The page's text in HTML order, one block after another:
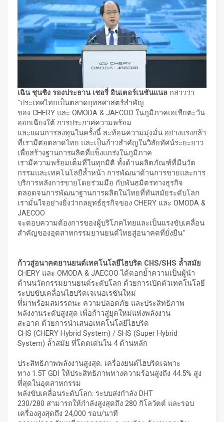
เฉิน ชุนชิง รองประธาน เชอรี่ อินเตอร์เนชันแนล กล่าวว่า
"ประเทศไทยเป็นตลาดยุทธศาสตร์สำคัญ
ของ CHERY และ OMODA & JAECOO ในภูมิภาคเอเชียตะวัน
ออกเฉียงใต้ การประกาศความพร้อม
และแผนการลงทุนในครั้งนี้ สะท้อนความมุ่งมั่น อย่างแรงกล้า
ที่เรามีต่อตลาดไทย และเป็นก้าวสำคัญในวิสัยทัศน์ระยะยาว
เพื่อสร้างฐานการผลิตที่แข็งแกร่งในภูมิภาค
เรามีความพร้อมเต็มที่ในทุกมิติ ทั้งด้านผลิตภัณฑ์ที่มีนวัต
กรรมและเทคโนโลยีล้ำหน้า การพัฒนาด้านการขายและการ
บริการหลังการขายโดยร่วมมือ กับพันธมิตรทางธุรกิจ
ตลอดจนการพัฒนาฐานการผลิตในไทยที่ทันสมัยระดับโลก
เรามั่นใจอย่างยิ่งว่ากลยุทธ์ธุรกิจของ CHERY และ OMODA &
JAECOO
จะตอบความต้องการของผู้บริโภคไทยและเป็นแรงขับเคลื่อน
สำคัญของอุตสาหกรรมยานยนต์ไทยสู่อนาคตที่ยั่งยืน"
ก้าวสู่อนาคตยานยนต์เทคโนโลยีไฮบริด CHS/SHS ล้ำสมัย
CHERY และ OMODA & JAECOO ได้ตอกย้ำความเป็นผู้นำ
ด้านนวัตกรรมยานยนต์ระดับโลก ด้วยการเปิดตัวเทคโนโลยี
ระบบขับเคลื่อนไฮบริดเจเนอเรชันใหม่
ที่มาพร้อมสมรรถนะ ความปลอดภัย และประสิทธิภาพ
พลังงานระดับสูงสุด เพื่อก้าวสู่ยุคใหม่แห่งพลังงาน
สะอาด ด้วยการนำเสนอเทคโนโลยีไฮบริด
CHS (CHERY Hybrid System) / SHS (Super Hybrid
System) ล้ำสมัย ที่โดดเด่นใน 4 ด้านหลัก
ประสิทธิภาพพลังงานสูงสุด: เครื่องยนต์ไฮบริดเฉพาะ
ทาง 1.5T GDI ให้ประสิทธิภาพทางความร้อนสูงถึง 44.5% สูง
ที่สุดในอุตสาหกรรม
พลังขับเคลื่อนระดับโลก: ระบบส่งกำลัง DHT
230/280 สามารถให้กำลังสูงสุดถึง 280 กิโลวัตต์ และรอบ
เครื่องสูงสุดถึง 24,000 รอบ/นาที